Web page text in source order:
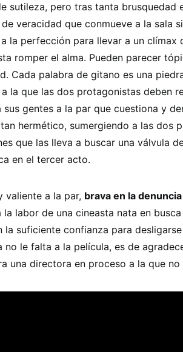
sutileza, pero tras tanta brusquedad
veracidad que conmueve a la sala
la perfección para llevar a un clímax
romper el alma. Pueden parecer
Cada palabra de gitano es una
la que las dos protagonistas deben
gentes a la par que cuestiona y
hermético, sumergiendo a las dos
que las lleva a buscar una válvula
en el tercer acto.
valiente a la par, brava en la
la labor de una cineasta nata en
la suficiente confianza para
no le falta a la película, es de
una directora en proceso a la que